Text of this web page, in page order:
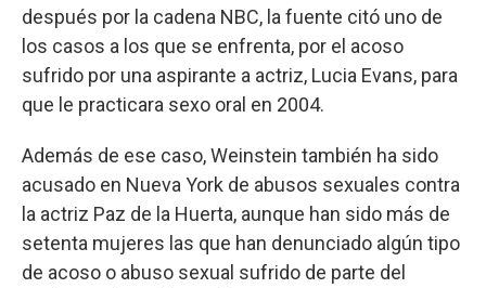
después por la cadena NBC, la fuente citó uno de
los casos a los que se enfrenta, por el acoso
sufrido por una aspirante a actriz, Lucia Evans, para
que le practicara sexo oral en 2004.
Además de ese caso, Weinstein también ha sido
acusado en Nueva York de abusos sexuales contra
la actriz Paz de la Huerta, aunque han sido más de
setenta mujeres las que han denunciado algún tipo
de acoso o abuso sexual sufrido de parte del